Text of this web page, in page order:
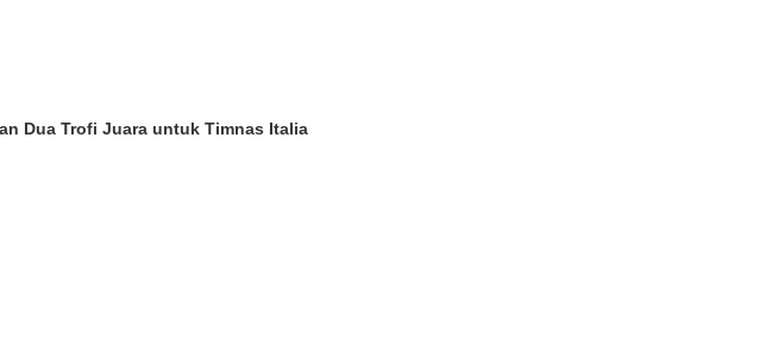
Dua Trofi Juara untuk Timnas Italia